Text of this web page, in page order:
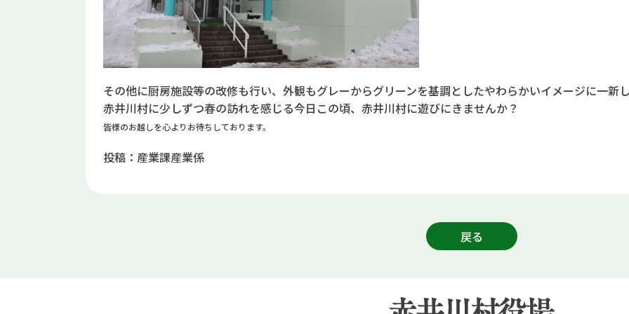
その他に厨房施設等の改修も行い、外観もグレーからグリーンを基調としたやわらかいイメージに一新し
赤井川村に少しずつ春の訪れを感じる今日この頃、赤井川村に遊びにきませんか？
皆様のお越しを心よりお待ちしております。
投稿：産業課産業係
戻る